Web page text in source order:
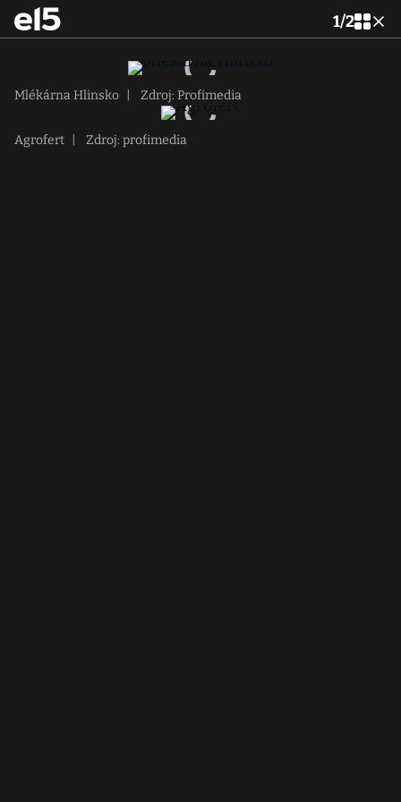
1/2
Mlékárna Hlinsko Zdroj: Profimedia
Agrofert Zdroj: profimedia